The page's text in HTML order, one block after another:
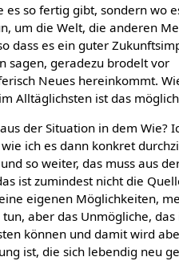
so fertig gibt, sondern wo
um die Welt, die anderen
dass es ein guter
sagen, geradezu brodelt vor
Neues hereinkommt.
Alltäglichsten ist das
der Situation in dem Wie?
ich es dann konkret
so weiter, das muss aus
ist zumindest nicht die
eigenen Möglichkeiten,
aber das Unmögliche, das
können und damit wird
ist, die sich lebendig neu